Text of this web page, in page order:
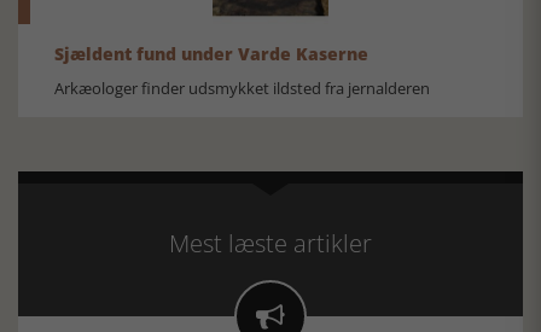
Sjældent fund under Varde Kaserne
Arkæologer finder udsmykket ildsted fra jernalderen
Mest læste artikler
